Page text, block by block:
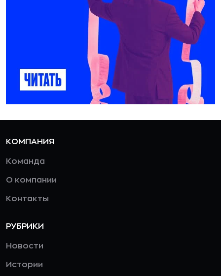
КОМПАНИЯ
Команда
О компании
Контакты
РУБРИКИ
Новости
Истории